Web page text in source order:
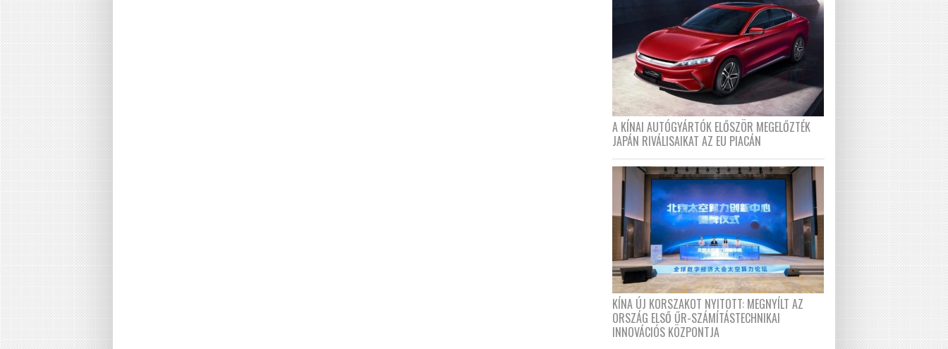
A KÍNAI AUTÓGYÁRTÓK ELŐSZÖR MEGELŐZTÉK
JAPÁN RIVÁLISAIKAT AZ EU PIACÁN
KÍNA ÚJ KORSZAKOT NYITOTT: MEGNYÍLT AZ
ORSZÁG ELSŐ ŰR-SZÁMÍTÁSTECHNIKAI
INNOVÁCIÓS KÖZPONTJA